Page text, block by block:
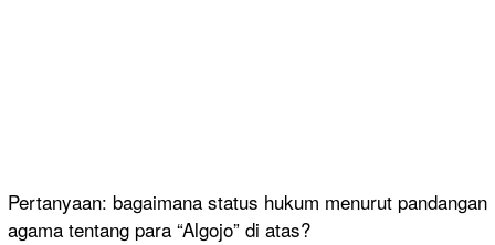
Pertanyaan: bagaimana status hukum menurut pandangan
agama tentang para “Algojo” di atas?